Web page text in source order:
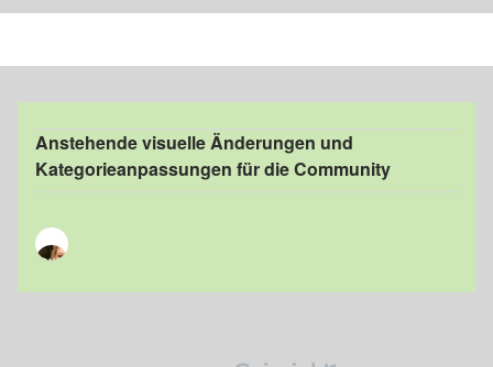
Anstehende visuelle Änderungen und
Kategorieanpassungen für die Community